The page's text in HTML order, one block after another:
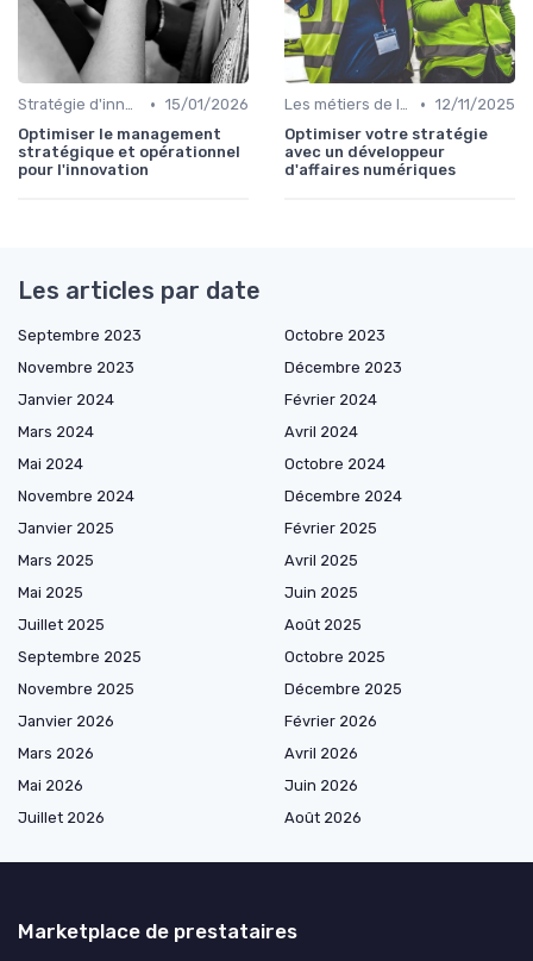
Stratégie d'innovation • 15/01/2026
Optimiser le management
stratégique et opérationnel
pour l'innovation
Les métiers de l'innovation • 12/11/2025
Optimiser votre stratégie
avec un développeur
d'affaires numériques
Les articles par date
Septembre 2023
Octobre 2023
Novembre 2023
Décembre 2023
Janvier 2024
Février 2024
Mars 2024
Avril 2024
Mai 2024
Octobre 2024
Novembre 2024
Décembre 2024
Janvier 2025
Février 2025
Mars 2025
Avril 2025
Mai 2025
Juin 2025
Juillet 2025
Août 2025
Septembre 2025
Octobre 2025
Novembre 2025
Décembre 2025
Janvier 2026
Février 2026
Mars 2026
Avril 2026
Mai 2026
Juin 2026
Juillet 2026
Août 2026
Marketplace de prestataires